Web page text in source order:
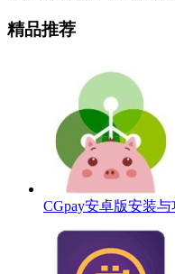
精品推荐
CGpay安卓版安装与